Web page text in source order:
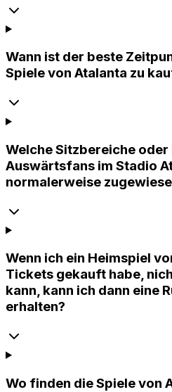
Wann ist der beste
Spiele von Atalanta zu
Welche Sitzbereiche
Auswärtsfans im Stadio
normalerweise
Wenn ich ein Heimspiel
Tickets gekauft habe,
kann, kann ich dann eine
erhalten?
Wo finden die Spiele von